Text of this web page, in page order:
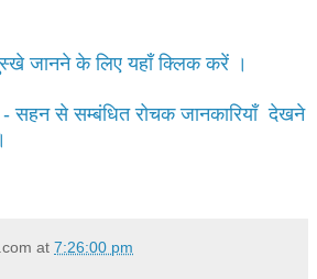
जानने के लिए यहाँ क्लिक करें ।
सहन से सम्बंधित रोचक जानकारियाँ देखने
at 7:26:00 pm